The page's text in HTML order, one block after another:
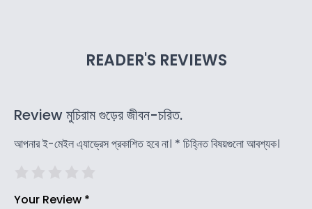
READER'S REVIEWS
Review মুচিরাম গুড়ের জীবন-চরিত.
আপনার ই-মেইল এ্যাড্রেস প্রকাশিত হবে না। * চিহ্নিত বিষয়গুলো আবশ্যক।
Your Review *